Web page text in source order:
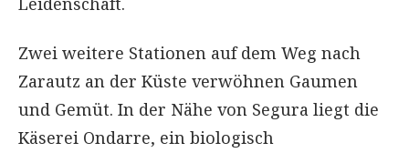
Zwei weitere Stationen auf dem Weg nach
Zarautz an der Küste verwöhnen Gaumen
und Gemüt. In der Nähe von Segura liegt die
Käserei Ondarre, ein biologisch